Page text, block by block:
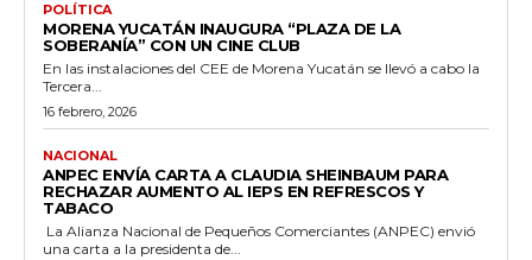
POLÍTICA
MORENA YUCATÁN INAUGURA “PLAZA DE LA
SOBERANÍA” CON UN CINE CLUB
En las instalaciones del CEE de Morena Yucatán se llevó a cabo la
Tercera...
16 febrero, 2026
NACIONAL
ANPEC ENVÍA CARTA A CLAUDIA SHEINBAUM PARA
RECHAZAR AUMENTO AL IEPS EN REFRESCOS Y
TABACO
La Alianza Nacional de Pequeños Comerciantes (ANPEC) envió
una carta a la presidenta de...